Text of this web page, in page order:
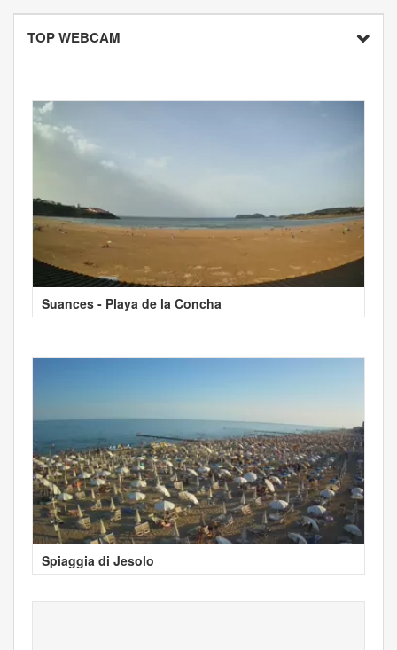
TOP WEBCAM
Suances - Playa de la Concha
Spiaggia di Jesolo